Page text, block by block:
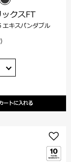
ートに入れる
クスFT
エキスパンダブル